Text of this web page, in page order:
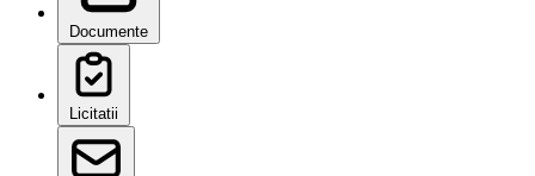
Documente
Licitatii